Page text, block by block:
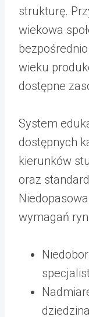
strukturę.
wiekowa
wieku
dostępne
System
dostępnych
kierunków
oraz
wymagań